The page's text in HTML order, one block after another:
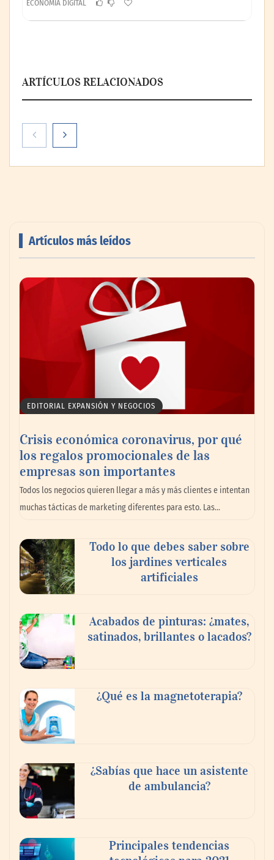
ECONOMÍA DIGITAL
ARTÍCULOS RELACIONADOS
impulsando la colaboración en el sector
La omnicanalidad redefine la forma de
planear viajes en México
buscan proyectar talento mexicano y
fortalecer el turismo médico
Artículos más leídos
EDITORIAL EXPANSIÓN Y NEGOCIOS
Crisis económica coronavirus, por qué
los regalos promocionales de las
empresas son importantes
Todos los negocios quieren llegar a más y más clientes e intentan
muchas tácticas de marketing diferentes para esto. Las…
Todo lo que debes saber sobre
los jardines verticales
artificiales
Acabados de pinturas: ¿mates,
satinados, brillantes o lacados?
¿Qué es la magnetoterapia?
¿Sabías que hace un asistente
de ambulancia?
Principales tendencias